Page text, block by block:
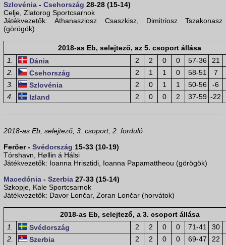
Szlovénia - Csehország 28-28 (15-14)
Celje, Zlatorog Sportcsarnok
Játékvezetők: Athanasziosz Csaszkisz, Dimitriosz Tszakonasz
(görögök)
2018-as Eb, selejtező, az 5. csoport állása
1.
Dánia 2 2 0 0 57-36
21
2.
Csehország 2 1 1 0 58-51
7
3.
Szlovénia 2 0 1 1 50-56
-6
4.
Izland 2 0 0 2 37-59 -22
2018-as Eb, selejtező, 3. csoport, 2. forduló
Feröer - Svédország 15-33 (10-19)
Tórshavn, Høllin á Hálsi
Játékvezetők: Ioanna Hrisztidi, Ioanna Papamattheou (görögök)
Macedónia - Szerbia 27-33 (15-14)
Szkopje, Kale Sportcsarnok
Játékvezetők: Davor Lončar, Zoran Lončar (horvátok)
2018-as Eb, selejtező, a 3. csoport állása
1.
Svédország 2 2 0 0 71-41
30
2.
Szerbia 2 2 0 0 69-47
22